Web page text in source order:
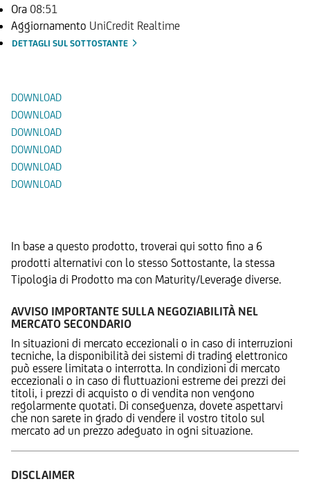
Ora 08:51
Aggiornamento UniCredit Realtime
DETTAGLI SUL SOTTOSTANTE
DOWNLOAD
DOWNLOAD
DOWNLOAD
DOWNLOAD
DOWNLOAD
DOWNLOAD
In base a questo prodotto, troverai qui sotto fino a 6
prodotti alternativi con lo stesso Sottostante, la stessa
Tipologia di Prodotto ma con Maturity/Leverage diverse.
AVVISO IMPORTANTE SULLA NEGOZIABILITÀ NEL
MERCATO SECONDARIO
In situazioni di mercato eccezionali o in caso di interruzioni
tecniche, la disponibilità dei sistemi di trading elettronico
può essere limitata o interrotta. In condizioni di mercato
eccezionali o in caso di fluttuazioni estreme dei prezzi dei
titoli, i prezzi di acquisto o di vendita non vengono
regolarmente quotati. Di conseguenza, dovete aspettarvi
che non sarete in grado di vendere il vostro titolo sul
mercato ad un prezzo adeguato in ogni situazione.
DISCLAIMER